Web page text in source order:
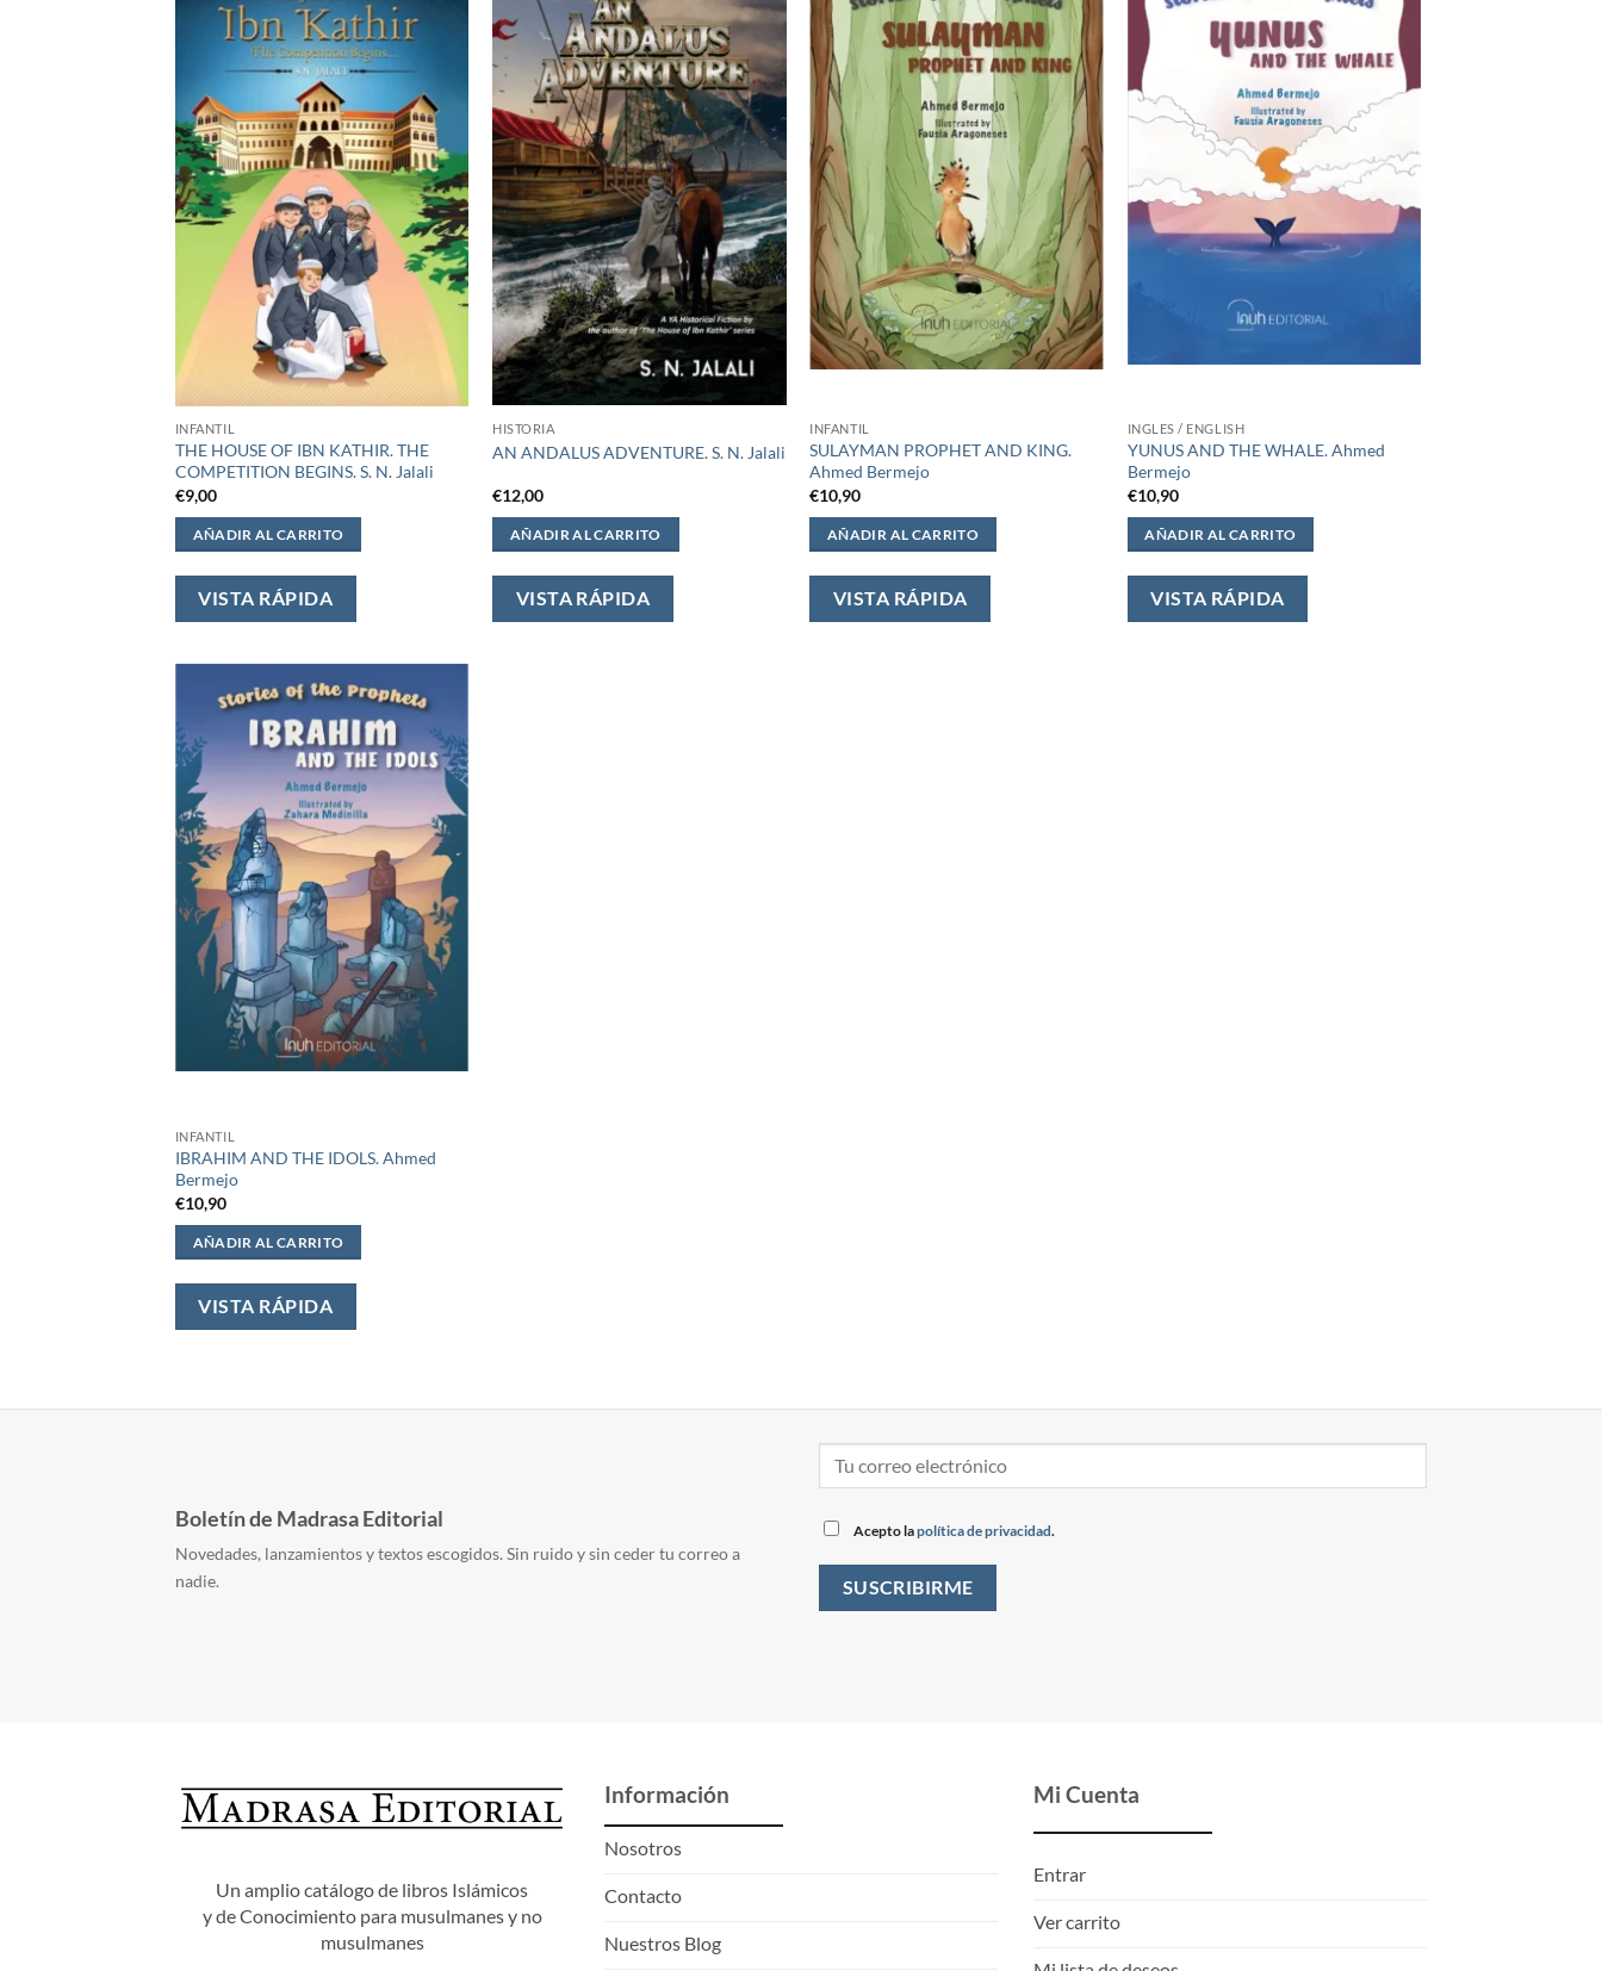
INFANTIL
THE HOUSE OF IBN KATHIR. THE
COMPETITION BEGINS. S. N. Jalali
€9,00
AÑADIR AL CARRITO
VISTA RÁPIDA
HISTORIA
AN ANDALUS ADVENTURE. S. N. Jalali
€12,00
AÑADIR AL CARRITO
VISTA RÁPIDA
INFANTIL
SULAYMAN PROPHET AND KING.
Ahmed Bermejo
€10,90
AÑADIR AL CARRITO
VISTA RÁPIDA
INGLES / ENGLISH
YUNUS AND THE WHALE. Ahmed
Bermejo
€10,90
AÑADIR AL CARRITO
VISTA RÁPIDA
INFANTIL
IBRAHIM AND THE IDOLS. Ahmed
Bermejo
€10,90
AÑADIR AL CARRITO
VISTA RÁPIDA
Boletín de Madrasa Editorial
Novedades, lanzamientos y textos escogidos. Sin ruido y sin ceder tu correo a
nadie.
Acepto lapolítica de privacidad.
Un amplio catálogo de libros Islámicos
y de Conocimiento para musulmanes y no
musulmanes
Información
Nosotros
Contacto
Nuestros Blog
Mi Cuenta
Entrar
Ver carrito